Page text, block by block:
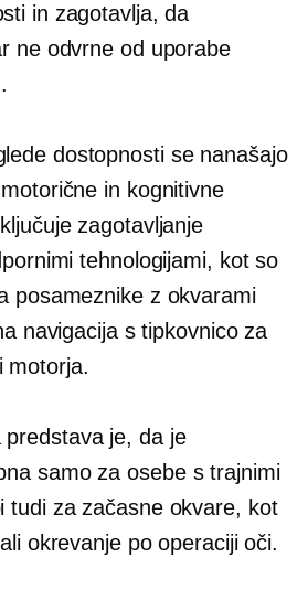
in zagotavlja, da
ne odvrne od uporabe
dostopnosti se nanašajo
in kognitivne
zagotavljanje
tehnologijami, kot so
posameznike z okvarami
navigacija s tipkovnico za
motorja.
je, da je
samo za osebe s trajnimi
tudi za začasne okvare, kot
okrevanje po operaciji oči.